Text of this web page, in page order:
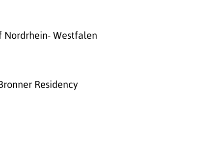
Nordrhein- Westfalen
Residency